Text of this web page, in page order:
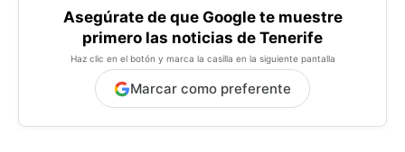
Asegúrate de que Google te muestre
primero las noticias de Tenerife
Haz clic en el botón y marca la casilla en la siguiente pantalla
Marcar como preferente